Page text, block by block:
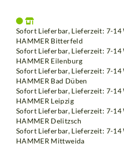
Sofort Lieferbar, Lieferzeit: 7-14
HAMMER Bitterfeld
Sofort Lieferbar, Lieferzeit: 7-14
HAMMER Eilenburg
Sofort Lieferbar, Lieferzeit: 7-14
HAMMER Bad Düben
Sofort Lieferbar, Lieferzeit: 7-14
HAMMER Leipzig
Sofort Lieferbar, Lieferzeit: 7-14
HAMMER Delitzsch
Sofort Lieferbar, Lieferzeit: 7-14
HAMMER Mittweida